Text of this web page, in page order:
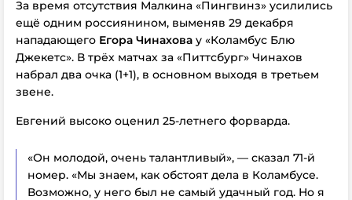
За время отсутствия Малкина «Пингвинз» усилились
ещё одним россиянином, выменяв 29 декабря
нападающего Егора Чинахова у «Коламбус Блю
Джекетс». В трёх матчах за «Питтсбург» Чинахов
набрал два очка (1+1), в основном выходя в третьем
звене.
Евгений высоко оценил 25-летнего форварда.
«Он молодой, очень талантливый», — сказал 71-й
номер. «Мы знаем, как обстоят дела в Коламбусе.
Возможно, у него был не самый удачный год. Но я